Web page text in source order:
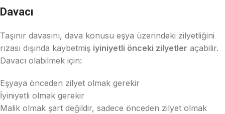
Davacı
Taşınır davasını, dava konusu eşya üzerindeki zilyetliğini
rızası dışında kaybetmiş iyiniyetli önceki zilyetler açabilir.
Davacı olabilmek için:
Eşyaya önceden zilyet olmak gerekir
İyiniyetli olmak gerekir
Malik olmak şart değildir, sadece önceden zilyet olmak